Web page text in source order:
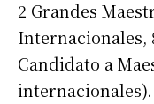
2 Grandes
Internacionales,
Candidato a